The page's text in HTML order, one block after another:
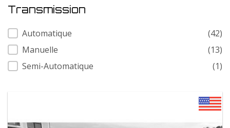
Transmission
Transmission
Automatique
(42)
Manuelle
(13)
Semi-Automatique
(1)